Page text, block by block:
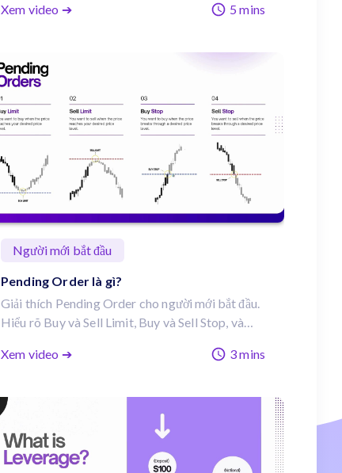
cần biết về khoảng trống giá (gap) và việc khớp
Xem video ➔ 5 mins
Người mới bắt đầu
Pending Order là gì?
Giải thích Pending Order cho người mới bắt đầu.
Hiểu rõ Buy và Sell Limit, Buy và Sell Stop, và
hoặc phá vỡ (breakout) một cách chính xác.
Xem video ➔ 3 mins